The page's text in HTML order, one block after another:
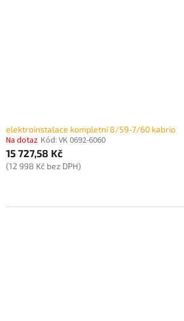
elektroinstalace kompletní 8/59-7/60 kabrio
Na dotaz Kód: VK 0692-6060
15 727,58 Kč
(12 998 Kč bez DPH)